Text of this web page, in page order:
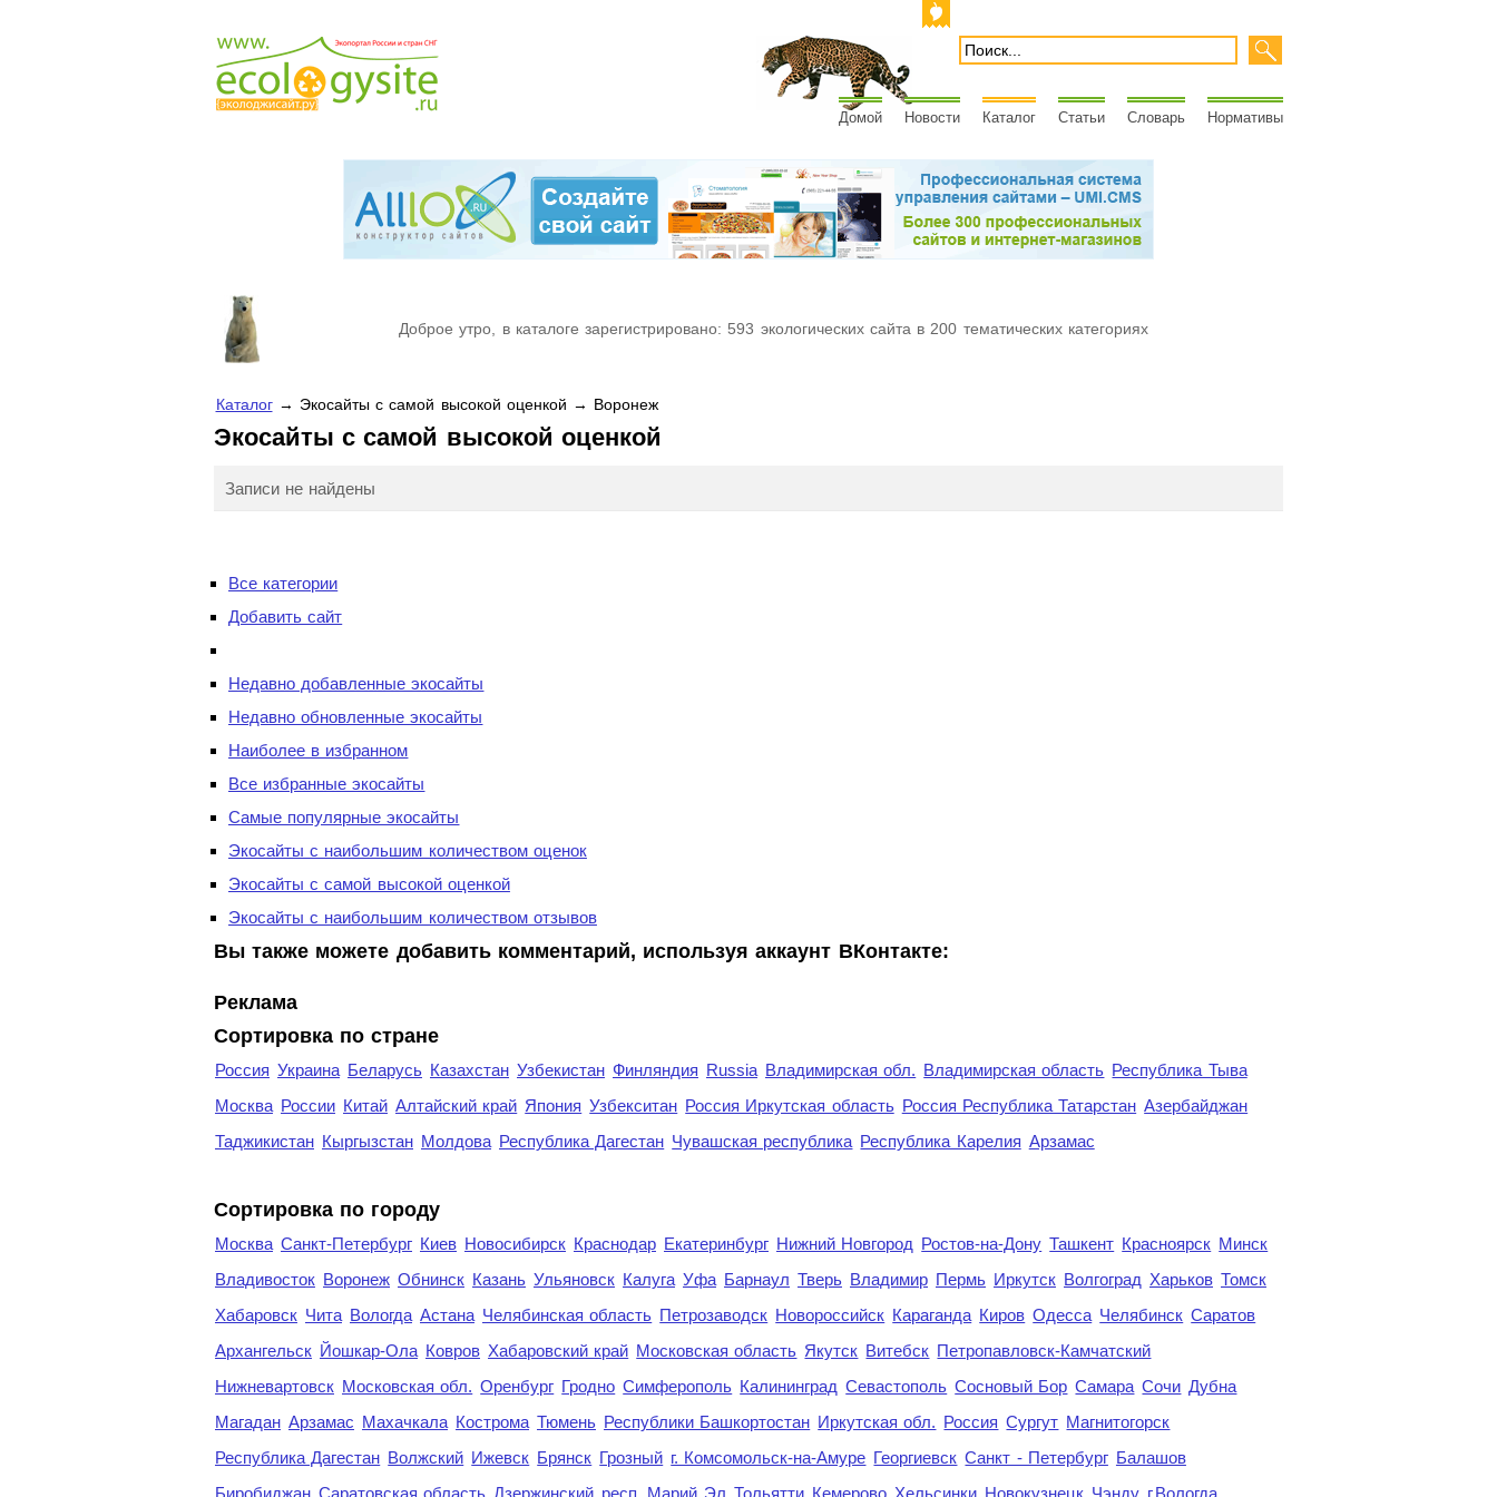
Домой Новости Каталог Статьи Словарь Нормативы
Доброе утро, в каталоге зарегистрировано: 593 экологических сайта в 200 тематических категориях
Каталог→ Экосайты с самой высокой оценкой → Воронеж
Экосайты с самой высокой оценкой
Записи не найдены
Все категории
Добавить сайт
Недавно добавленные экосайты
Недавно обновленные экосайты
Наиболее в избранном
Все избранные экосайты
Самые популярные экосайты
Экосайты с наибольшим количеством оценок
Экосайты с самой высокой оценкой
Экосайты с наибольшим количеством отзывов
Вы также можете добавить комментарий, используя аккаунт ВКонтакте:
Реклама
Сортировка по стране
Россия Украина Беларусь Казахстан Узбекистан Финляндия Russia Владимирская обл. Владимирская область Республика Тыва
Москва России Китай Алтайский край Япония Узбекситан Россия Иркутская область Россия Республика Татарстан Азербайджан
Таджикистан Кыргызстан Молдова Республика Дагестан Чувашская республика Республика Карелия Арзамас
Cортировка по городу
Москва Санкт-Петербург Киев Новосибирск Краснодар Екатеринбург Нижний Новгород Ростов-на-Дону Ташкент Красноярск Минск
Владивосток Воронеж Обнинск Казань Ульяновск Калуга Уфа Барнаул Тверь Владимир Пермь Иркутск Волгоград Харьков Томск
Хабаровск Чита Вологда Астана Челябинская область Петрозаводск Новороссийск Караганда Киров Одесса Челябинск Саратов
Архангельск Йошкар-Ола Ковров Хабаровский край Московская область Якутск Витебск Петропавловск-Камчатский
Нижневартовск Московская обл. Оренбург Гродно Симферополь Калининград Севастополь Сосновый Бор Самара Сочи Дубна
Магадан Арзамас Махачкала Кострома Тюмень Республики Башкортостан Иркутская обл. Россия Сургут Магнитогорск
Республика Дагестан Волжский Ижевск Брянск Грозный г. Комсомольск-на-Амуре Георгиевск Санкт - Петербург Балашов
Биробиджан Саратовская область Дзержинский респ. Марий Эл Тольятти Кемерово Хельсинки Новокузнецк Чэнду г.Вологда